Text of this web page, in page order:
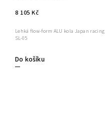
8 105 Kč
Do košíku
Lehká flow-form ALU kola Japan racing
SL-05